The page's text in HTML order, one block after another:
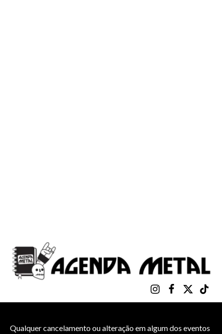
InstagramFacebook
X
(Twitter)
Qualquer cancelamento ou alteração em algum dos eventos